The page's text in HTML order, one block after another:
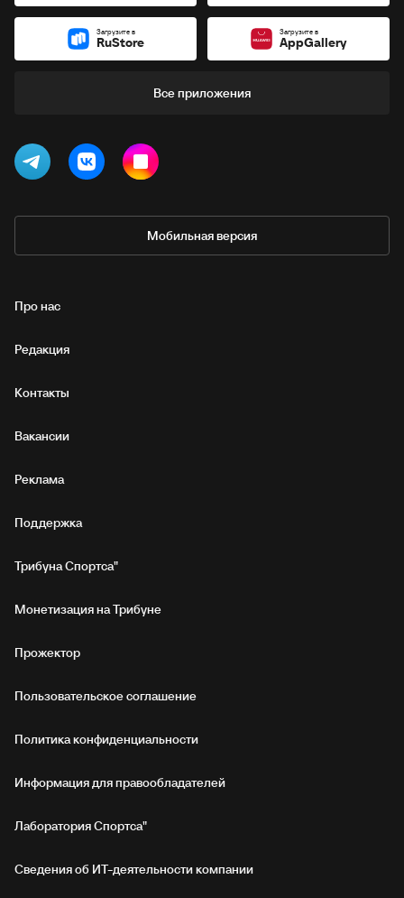
Загрузите в
RuStore
Загрузите в
AppGallery
Все приложения
Мобильная версия
Про нас
Редакция
Контакты
Вакансии
Реклама
Поддержка
Трибуна Спортса"
Монетизация на Трибуне
Прожектор
Пользовательское соглашение
Политика конфиденциальности
Информация для правообладателей
Лаборатория Спортса"
Сведения об ИТ‑деятельности компании